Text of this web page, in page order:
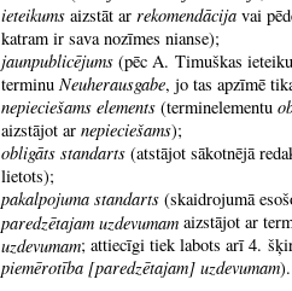
ieteikums aizstāt ar rekomendācija vai
katram ir sava nozīmes nianse);
jaunpublicējums (pēc A. Timuškas
terminu Neuherausgabe, jo tas apzīmē
nepieciešams elements (terminelementu
aizstājot ar nepieciešams);
obligāts standarts (atstājot sākotnējā
lietots);
pakalpojuma standarts (skaidrojumā
paredzētajam uzdevumam aizstājot ar
uzdevumam; attiecīgi tiek labots arī 4.
piemērotība [paredzētajam] uzdevumam).